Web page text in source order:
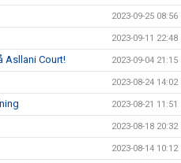
2023-09-25 08:56
2023-09-11 22:48
Asllani Court! 2023-09-04 21:15
2023-08-24 14:02
2023-08-21 11:51
2023-08-18 20:32
2023-08-14 10:12